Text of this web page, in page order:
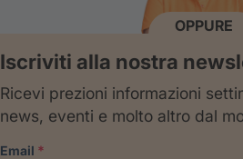
OPPURE
Iscriviti alla nostra
Ricevi prezioni informazioni
news, eventi e molto altro dal
email